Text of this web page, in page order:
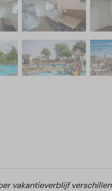
vakantieverblijf verschillen